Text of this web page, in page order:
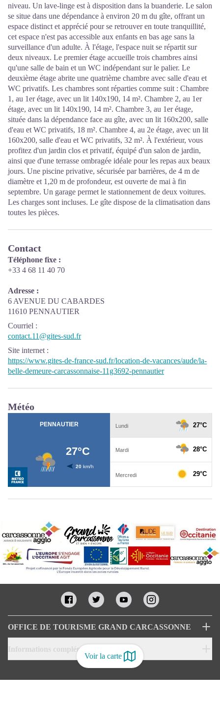
Voir la carte
niveau. Un lave-linge est à disposition dans la buanderie. Le salon
se situe dans une dépendance à environ 20 m du gîte, offrant un
espace distinct et apprécié pour se retrouver en toute tranquillité,
cet espace n'est pas accessible aux enfants en bas age sans la
surveillance d'un adulte. À l'étage, l'espace nuit se répartit sur
deux niveaux. Le premier étage accueille trois chambres ainsi
qu'une salle de bain et un WC indépendant sur le palier. Le
deuxième étage abrite une quatrième chambre avec salle d'eau et
WC privatifs. Les chambres sont réparties comme suit : Chambre
1, au 1er étage, avec un lit 140x190, 14 m². Chambre 2, au 1er
étage, avec un lit 140x190, 14 m². Chambre 3, au 1er étage,
située dans la dépendance face au gîte, avec un lit 160x200, salle
d'eau et WC privatifs, 18 m². Chambre 4, au 2e étage, avec un lit
160x200, salle d'eau et WC privatifs, 32 m². À l'extérieur, vous
profitez d'un jardin clos et privatif, équipé d'un salon de jardin,
ainsi que d'une terrasse ombragée idéale pour les repas aux beaux
jours. Une piscine privative, sécurisée par barrières, de 4 m de
diamètre et 1,20 m de profondeur, est ouverte de mai à fin
septembre. Un garage permet le stationnement de deux voitures.
Les charges sont incluses. Le gîte dispose de la climatisation dans
toutes les pièces.
Contact
Téléphone fixe :
+33 4 68 11 40 70
Adresse :
6 AVENUE DU CABARDES
11610 PENNAUTIER
Courriel :
contact.11@gites-sud.fr
Site internet :
https://www.gites-de-france-sud.fr/location-de-vacances/aude/la-
belle-demeure-carcassonnaise-11g3692-pennautier
Météo
OFFICE DE TOURISME GRAND CARCASSONNE
Informations complémentaires